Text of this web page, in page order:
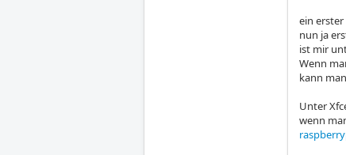
ein erster
nun ja
ist mir
Wenn
kann
Unter
wenn